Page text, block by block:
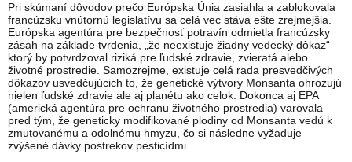
Pri skúmaní dôvodov prečo Európska Únia zasiahla a zablokovala
francúzsku vnútornú legislatívu sa celá vec stáva ešte zrejmejšia.
Európska agentúra pre bezpečnosť potravín odmietla francúzsky
zásah na základe tvrdenia, „že neexistuje žiadny vedecký dôkaz“
ktorý by potvrdzoval riziká pre ľudské zdravie, zvieratá alebo
životné prostredie. Samozrejme, existuje celá rada presvedčivých
dôkazov usvedčujúcich to, že genetické výtvory Monsanta ohrozujú
nielen ľudské zdravie ale aj planétu ako celok. Dokonca aj EPA
(americká agentúra pre ochranu životného prostredia) varovala
pred tým, že geneticky modifikované plodiny od Monsanta vedú k
zmutovanému a odolnému hmyzu, čo si následne vyžaduje
zvýšené dávky postrekov pesticídmi.